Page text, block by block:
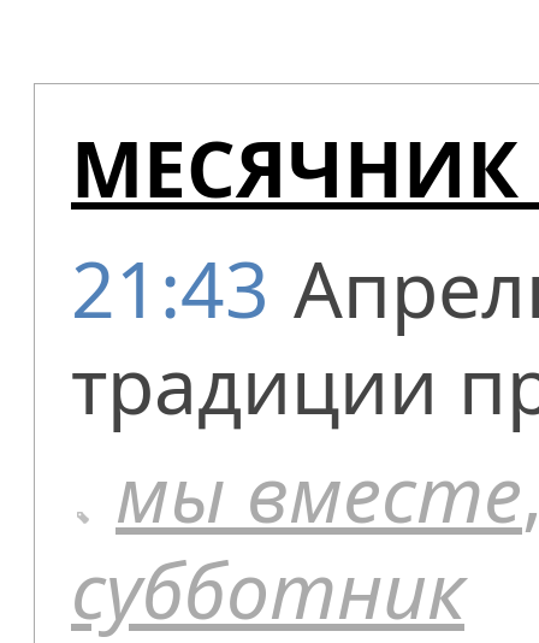
МЕСЯЧНИК
21:43
традиции
мы вместе
субботник